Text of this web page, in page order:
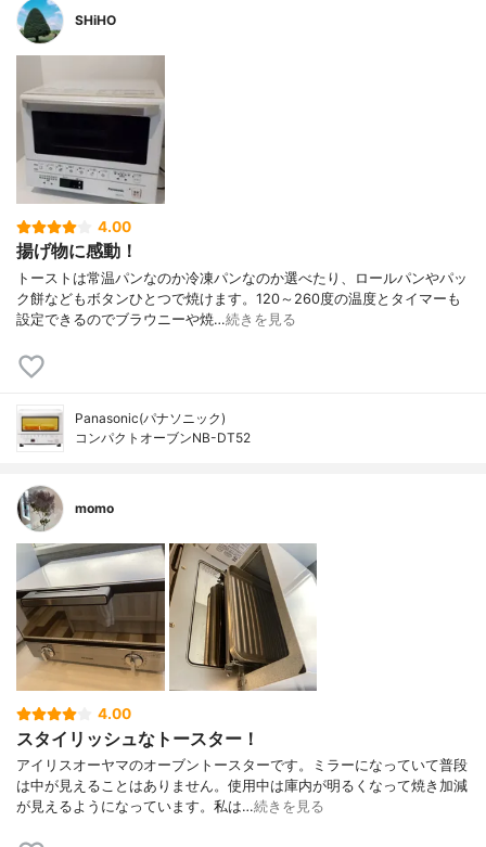
SHiHO
4.00
揚げ物に感動！
トーストは常温パンなのか冷凍パンなのか選べたり、ロールパンやパッ
ク餅などもボタンひとつで焼けます。120～260度の温度とタイマーも
設定できるのでブラウニーや焼…続きを見る
Panasonic(パナソニック)
コンパクトオーブンNB-DT52
momo
4.00
スタイリッシュなトースター！
アイリスオーヤマのオーブントースターです。ミラーになっていて普段
は中が見えることはありません。使用中は庫内が明るくなって焼き加減
が見えるようになっています。私は…続きを見る